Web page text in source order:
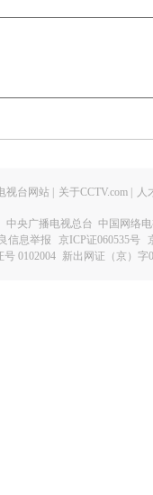
视台网站 | 关于CCTV.com | 人
中央广播电视总台 中国网络
信息举报
京ICP证060535号
0102004 新出网证（京）